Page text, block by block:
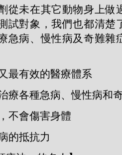
從未在其它動物身上做
試對象，我們也都清楚
急病、慢性病及奇難雜
最有效的醫療體系
療各種急病、慢性病和
不會傷害身體
的抵抗力